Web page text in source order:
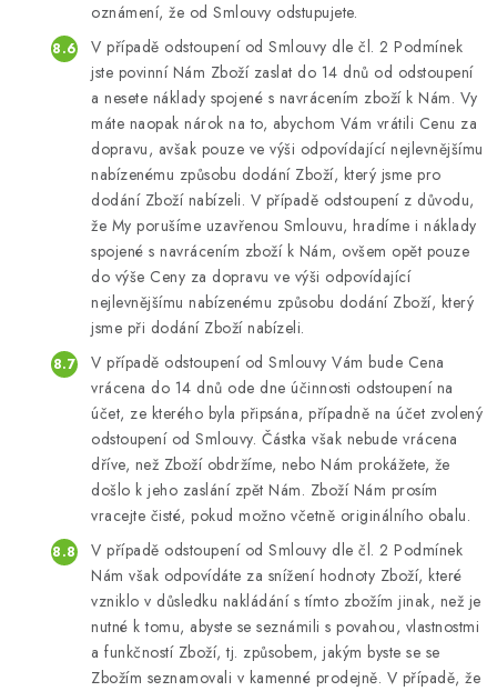
oznámení, že od Smlouvy odstupujete.
V případě odstoupení od Smlouvy dle čl. 2 Podmínek
jste povinní Nám Zboží zaslat do 14 dnů od odstoupení
a nesete náklady spojené s navrácením zboží k Nám. Vy
máte naopak nárok na to, abychom Vám vrátili Cenu za
dopravu, avšak pouze ve výši odpovídající nejlevnějšímu
nabízenému způsobu dodání Zboží, který jsme pro
dodání Zboží nabízeli. V případě odstoupení z důvodu,
že My porušíme uzavřenou Smlouvu, hradíme i náklady
spojené s navrácením zboží k Nám, ovšem opět pouze
do výše Ceny za dopravu ve výši odpovídající
nejlevnějšímu nabízenému způsobu dodání Zboží, který
jsme při dodání Zboží nabízeli.
V případě odstoupení od Smlouvy Vám bude Cena
vrácena do 14 dnů ode dne účinnosti odstoupení na
účet, ze kterého byla připsána, případně na účet zvolený
odstoupení od Smlouvy. Částka však nebude vrácena
dříve, než Zboží obdržíme, nebo Nám prokážete, že
došlo k jeho zaslání zpět Nám. Zboží Nám prosím
vracejte čisté, pokud možno včetně originálního obalu.
V případě odstoupení od Smlouvy dle čl. 2 Podmínek
Nám však odpovídáte za snížení hodnoty Zboží, které
vzniklo v důsledku nakládání s tímto zbožím jinak, než je
nutné k tomu, abyste se seznámili s povahou, vlastnostmi
a funkčností Zboží, tj. způsobem, jakým byste se se
Zbožím seznamovali v kamenné prodejně. V případě, že